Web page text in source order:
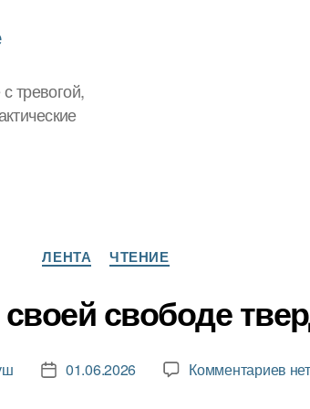
тревогой,
Рубрики
ЛЕНТА ЧТЕНИЕ
свободе
Дата01.06.2026 Комментариевкнет